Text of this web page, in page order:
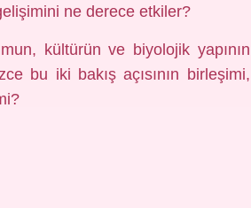
ne derece etkiler?
kültürün ve biyolojik yapının
bu iki bakış açısının birleşimi,